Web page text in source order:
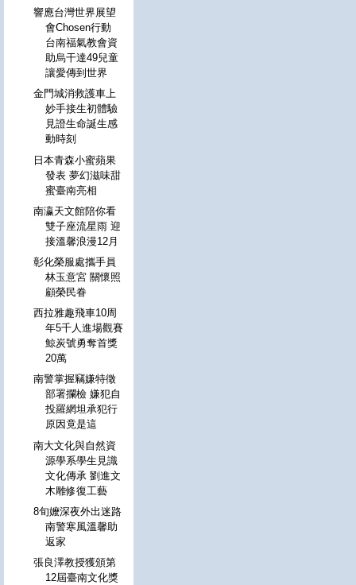
響應台灣世界展望
會Chosen行動
台南福氣教會資
助烏干達49兒童
讓愛傳到世界
金門城消救護車上
妙手接生初體驗
見證生命誕生感
動時刻
日本青森小蜜蘋果
發表 夢幻滋味甜
蜜臺南亮相
南瀛天文館陪你看
雙子座流星雨 迎
接溫馨浪漫12月
彰化榮服處攜手員
林玉意宮 關懷照
顧榮民眷
西拉雅趣飛車10周
年5千人進場觀賽
鯨炭號勇奪首獎
20萬
南警掌握竊嫌特徵
部署攔檢 嫌犯自
投羅網坦承犯行
原因竟是這
南大文化與自然資
源學系學生見識
文化傳承 劉進文
木雕修復工藝
8旬嬤深夜外出迷路
南警寒風溫馨助
返家
張良澤教授獲頒第
12屆臺南文化獎